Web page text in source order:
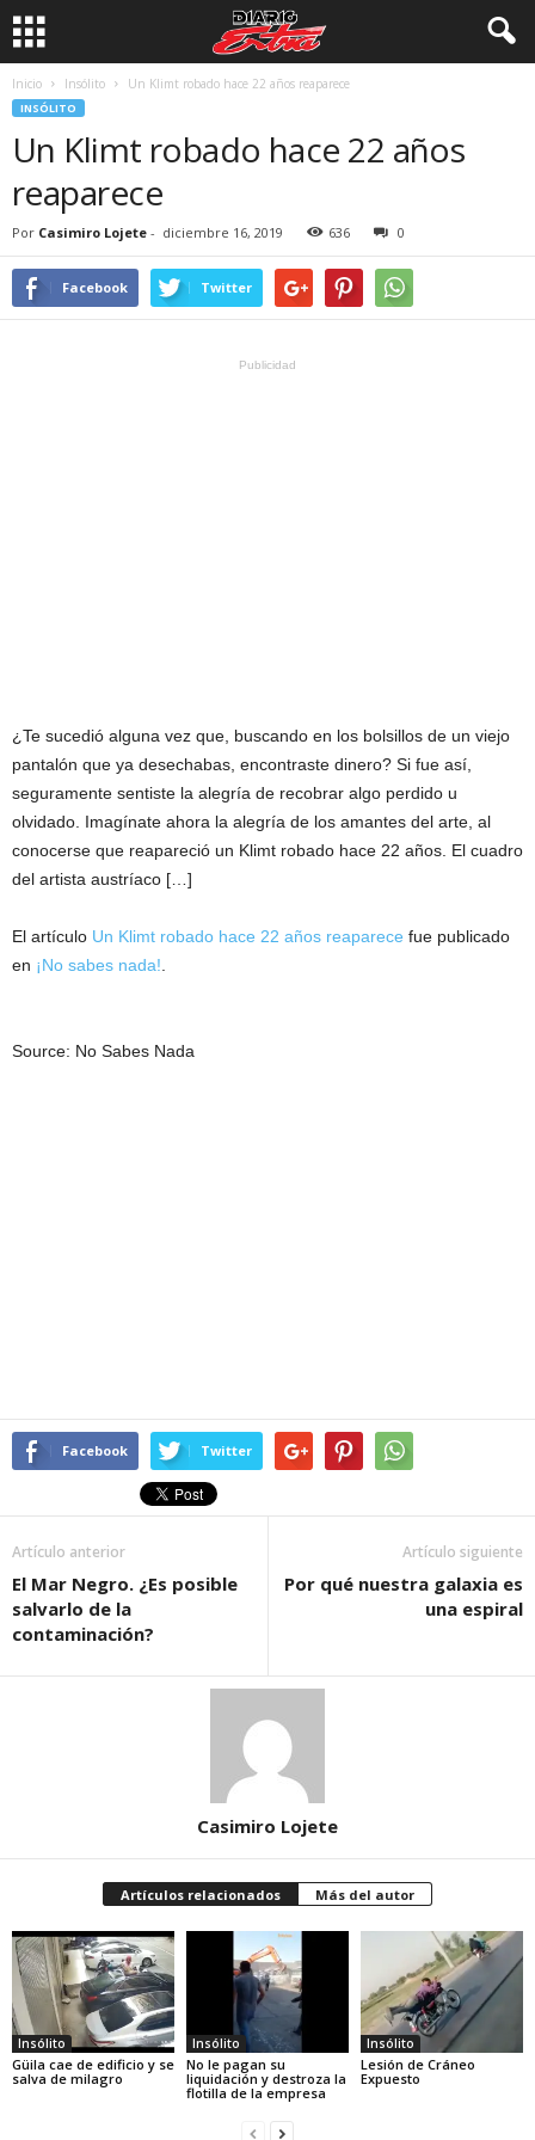
Inicio Insólito Un Klimt robado hace 22 años reaparece
INSÓLITO
Un Klimt robado hace 22 años
reaparece
Por Casimiro Lojete - diciembre 16, 2019 636 0
Facebook Twitter
Publicidad
¿Te sucedió alguna vez que, buscando en los bolsillos de un viejo
pantalón que ya desechabas, encontraste dinero? Si fue así,
seguramente sentiste la alegría de recobrar algo perdido u
olvidado. Imagínate ahora la alegría de los amantes del arte, al
conocerse que reapareció un Klimt robado hace 22 años. El cuadro
del artista austríaco […]
El artículo Un Klimt robado hace 22 años reaparece fue publicado
en ¡No sabes nada!
Source: No Sabes Nada
Facebook Twitter
Artículo anterior
El Mar Negro. ¿Es posible
salvarlo de la
contaminación?
Artículo siguiente
Por qué nuestra galaxia es
una espiral
Casimiro Lojete
Artículos relacionados Más del autor
Insólito
Güila cae de edificio y se
salva de milagro
Insólito
No le pagan su
liquidación y destroza la
flotilla de la empresa
Insólito
Lesión de Cráneo
Expuesto